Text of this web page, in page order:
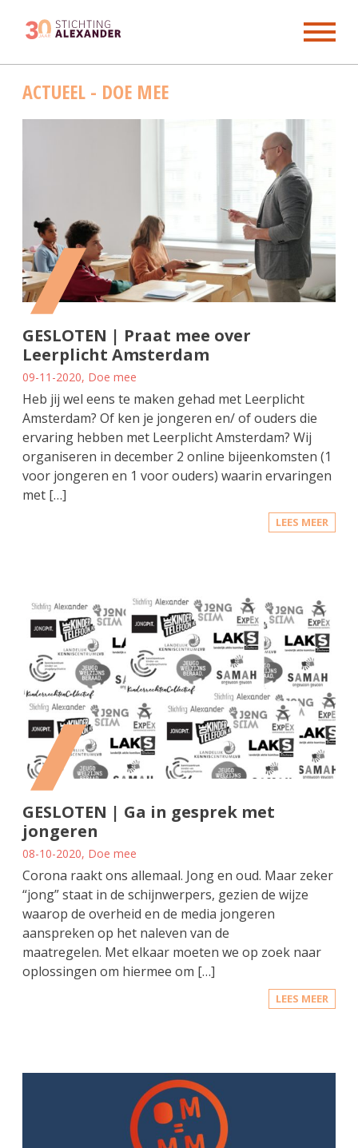
ACTUEEL - DOE MEE
GESLOTEN | Praat mee over
Leerplicht Amsterdam
09-11-2020, Doe mee
Heb jij wel eens te maken gehad met Leerplicht
Amsterdam? Of ken je jongeren en/ of ouders die
ervaring hebben met Leerplicht Amsterdam? Wij
organiseren in december 2 online bijeenkomsten (1
voor jongeren en 1 voor ouders) waarin ervaringen
met […]
LEES MEER
GESLOTEN | Ga in gesprek met
jongeren
08-10-2020, Doe mee
Corona raakt ons allemaal. Jong en oud. Maar zeker
“jong” staat in de schijnwerpers, gezien de wijze
waarop de overheid en de media jongeren
aanspreken op het naleven van de
maatregelen. Met elkaar moeten we op zoek naar
oplossingen om hiermee om […]
LEES MEER